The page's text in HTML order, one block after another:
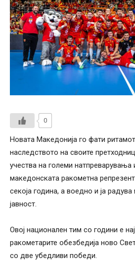
0
Новата Македонија го фати
наследството на своите
учества на големи натпреварувања
македонската ракометна
секоја година, а воедно и ја
јавност.
Овој национален тим со години е
ракометарите обезбедија ново
со две убедливи победи.